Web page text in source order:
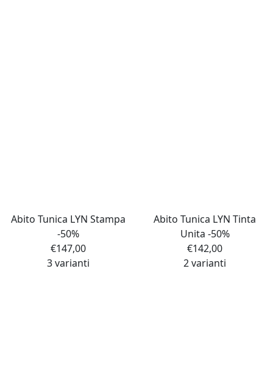
Abito Tunica LYN Stampa
-50%
3 varianti
€147,00
Abito Tunica LYN Tinta
Unita -50%
2 varianti
€142,00